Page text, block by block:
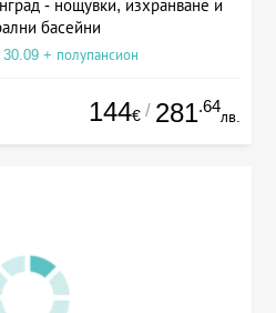
- нощувки, изхранване и
басейни
+ полупансион
144€ / 281.64
лв.